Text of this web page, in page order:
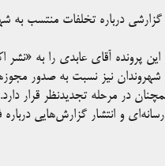
گزارشی درباره تخلفات منتسب
پرونده آقای عابدی را به
نیز نسبت به صدور
در مرحله تجدیدنظر قرار دارد.
و انتشار گزارش‌هایی